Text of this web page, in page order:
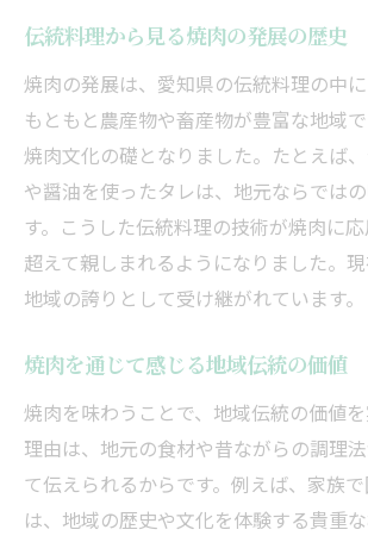
焼肉で感じる日進市と豊橋市
焼肉の伝統が息づく地域の味を探
焼肉に根付く地域伝統とその
地域独自の焼肉の食べ方と
焼肉を通して受け継がれる
伝統の味が焼肉に生きる瞬
焼肉で堪能する地域文化の奥
焼肉に宿る地域の誇りと味の
焼肉をふるさと納税で味わ
特産品と焼肉を組み合わせた
ふるさと納税で選ぶ焼肉の
伝統料理から見る焼肉の発展の歴史
焼肉の発展は、愛知県の伝統料理の中に
もともと農産物や畜産物が豊富な地域で
焼肉文化の礎となりました。たとえば
や醤油を使ったタレは、地元ならでは
す。こうした伝統料理の技術が焼肉に
超えて親しまれるようになりました。
地域の誇りとして受け継がれています。
焼肉を通じて感じる地域伝統の価値
焼肉を味わうことで、地域伝統の価値を
理由は、地元の食材や昔ながらの調理
て伝えられるからです。例えば、家族
は、地域の歴史や文化を体験する貴重